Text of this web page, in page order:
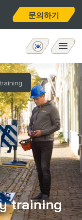
문의하기
training